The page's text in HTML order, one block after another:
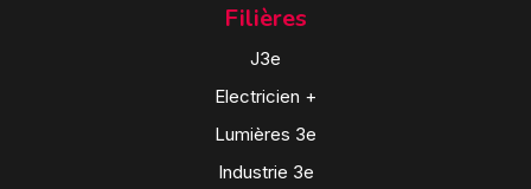
Filières
J3e
Electricien +
Lumières 3e
Industrie 3e